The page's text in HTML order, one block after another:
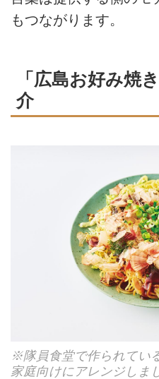
もつながります。
「広島お好み焼
介
※隊員食堂で作られてい
家庭向けにアレンジしま